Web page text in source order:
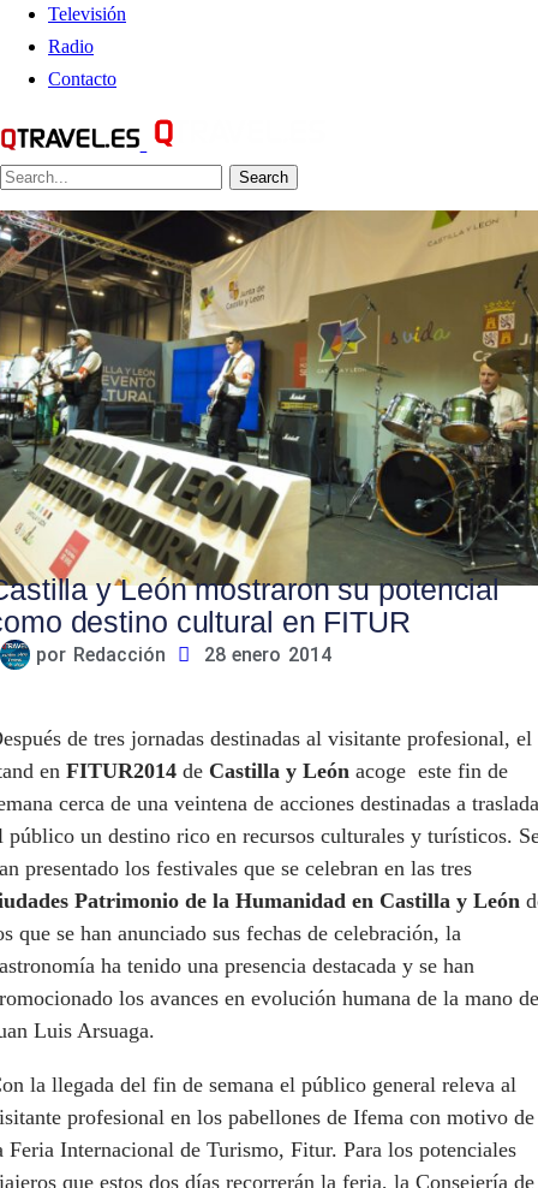
Televisión
Radio
Contacto
Search
y León mostraron su potencial
destino cultural en FITUR
por Redacción 28 enero 2014
de tres jornadas destinadas al visitante profesional, el
en FITUR2014 de Castilla y León acoge este fin de
cerca de una veintena de acciones destinadas a
público un destino rico en recursos culturales y turísticos.
presentado los festivales que se celebran en las tres
Patrimonio de la Humanidad en Castilla y León
que se han anunciado sus fechas de celebración, la
ha tenido una presencia destacada y se han
los avances en evolución humana de la mano de
Luis Arsuaga.
la llegada del fin de semana el público general releva al
profesional en los pabellones de Ifema con motivo de
Feria Internacional de Turismo, Fitur. Para los potenciales
que estos dos días recorrerán la feria, la Consejería de